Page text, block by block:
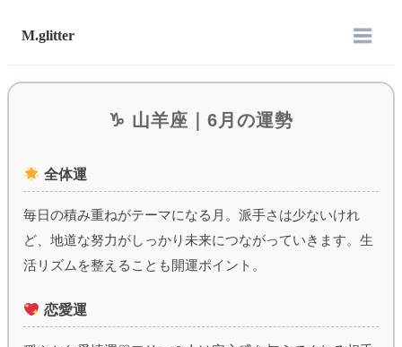
M.glitter
♑︎ 山羊座｜6月の運勢
全体運
毎日の積み重ねがテーマになる月。派手さは少ないけれ
ど、地道な努力がしっかり未来につながっていきます。生
活リズムを整えることも開運ポイント。
恋愛運